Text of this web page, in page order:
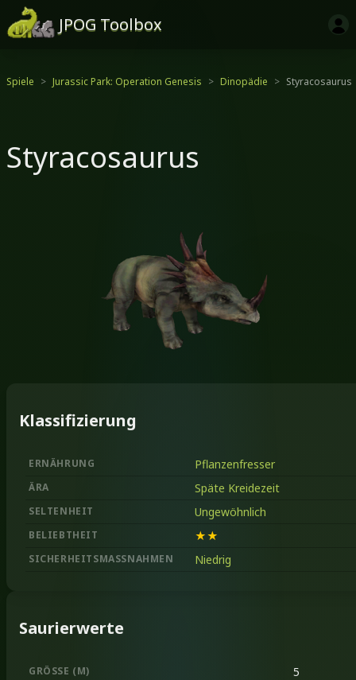
JPOG Toolbox
Spiele Jurassic Park: Operation Genesis Dinopädie Styracosaurus
Styracosaurus
Klassifizierung
ERNÄHRUNG Pflanzenfresser
ÄRA Späte Kreidezeit
SELTENHEIT Ungewöhnlich
BELIEBTHEIT ★★
SICHERHEITSMASSNAHMEN Niedrig
Saurierwerte
GRÖSSE (M) 5